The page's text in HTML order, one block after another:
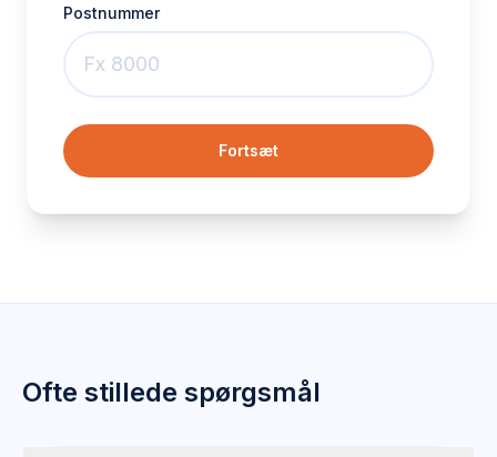
Postnummer
Fortsæt
Ofte stillede spørgsmål